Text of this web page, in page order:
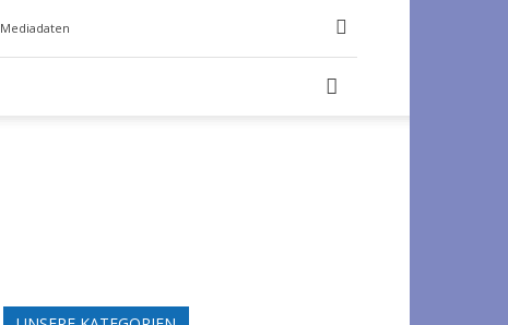
Mediadaten